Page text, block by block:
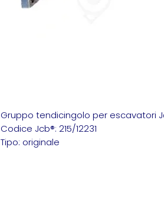
Gruppo tendicingolo per escavatori
Codice Jcb®: 215/12231
Tipo: originale